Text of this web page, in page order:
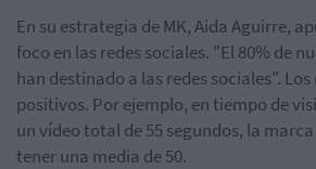
En su estrategia de MK, Aida Aguirre,
foco en las redes sociales. "El 80% de
han destinado a las redes sociales".
positivos. Por ejemplo, en tiempo de
un vídeo total de 55 segundos, la
tener una media de 50.